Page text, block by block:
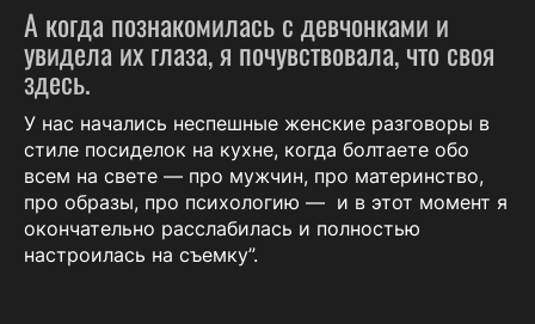
А когда познакомилась с девчонками и
увидела их глаза, я почувствовала, что своя
здесь.
У нас начались неспешные женские разговоры в
стиле посиделок на кухне, когда болтаете обо
всем на свете — про мужчин, про материнство,
про образы, про психологию — и в этот момент я
окончательно расслабилась и полностью
настроилась на съемку”.